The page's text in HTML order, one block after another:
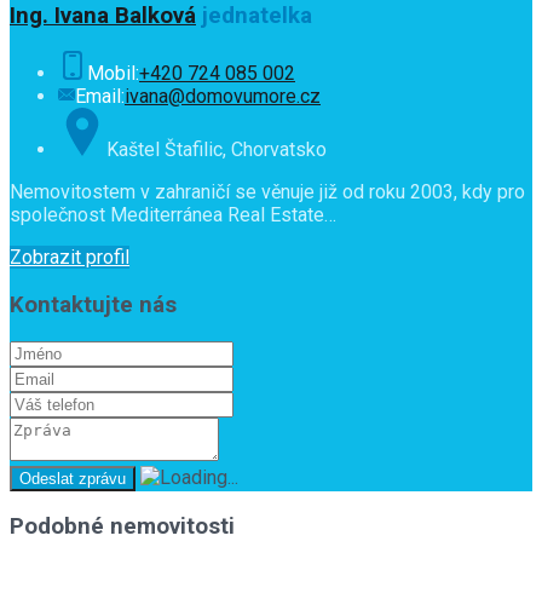
Ing. Ivana Balková jednatelka
Mobil:+420 724 085 002
Email:ivana@domovumore.cz
Kaštel Štafilic, Chorvatsko
Nemovitostem v zahraničí se věnuje již od roku 2003, kdy pro
společnost Mediterránea Real Estate…
Zobrazit profil
Kontaktujte nás
Podobné nemovitosti